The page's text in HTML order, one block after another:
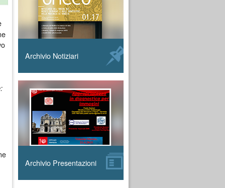
Archivio Notiziari
Archivio Presentazioni